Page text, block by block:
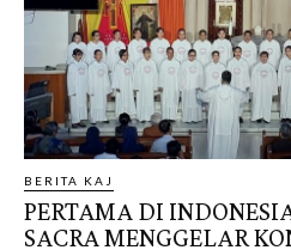
BERITA KAJ
PERTAMA DI
SACRA MENGGELAR